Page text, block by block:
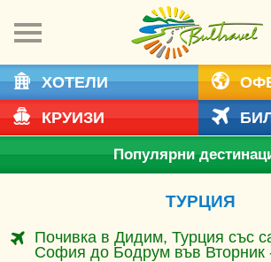
ХОТЕЛИ
КРУИЗИ
Популярни
ТУРЦИЯ
Почивка в Дидим, Турция със
София до Бодрум във Вторник